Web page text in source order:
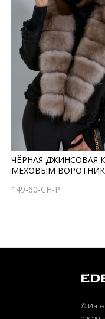
ЧЁРНАЯ ДЖИНСОВАЯ
МЕХОВЫМ
149-60-CH-P
©